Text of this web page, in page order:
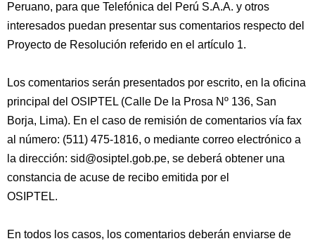
Peruano, para que Telefónica del Perú S.A.A. y otros
interesados puedan presentar sus comentarios respecto del
Proyecto de Resolución referido en el artículo 1.
Los comentarios serán presentados por escrito, en la oficina
principal del OSIPTEL (Calle De la Prosa Nº 136, San
Borja, Lima). En el caso de remisión de comentarios vía fax
al número: (511) 475-1816, o mediante correo electrónico a
la dirección: sid@osiptel.gob.pe, se deberá obtener una
constancia de acuse de recibo emitida por el
OSIPTEL.
En todos los casos, los comentarios deberán enviarse de